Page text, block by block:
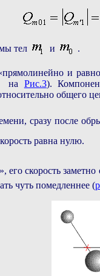
тел и .
и
на Рис.3).
общего
сразу после
равна нулю.
его скорость
чуть помедленнее (